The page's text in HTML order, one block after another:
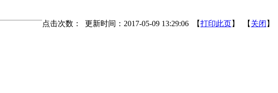
点击次数： 更新时间：2017-05-09 13:29:06 【打印此页】 【 关闭 】